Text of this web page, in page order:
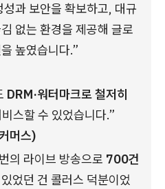
성과 보안을 확보하고, 대규
없는 환경을 제공해 글로
높였습니다.”
DRM·워터마크로 철저히
스할 수 있었습니다.”
머스)
의 라이브 방송으로 700건
었던 건 콜러스 덕분이었